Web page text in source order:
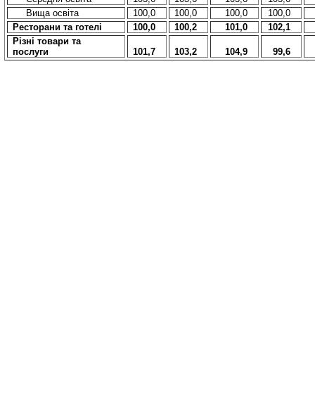
Вища освіта
100,0 100,0 100,0
100,0
Ресторани та готелі
100,0 100,2 101,0
102,1
Різні товари та
послуги
101,7 103,2 104,9 99,6